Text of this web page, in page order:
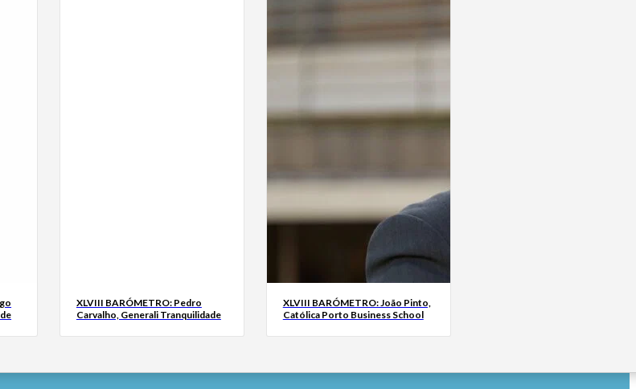
XLVIII BARÓMETRO: Pedro
Carvalho, Generali Tranquilidade
XLVIII BARÓMETRO: João Pinto,
Católica Porto Business School